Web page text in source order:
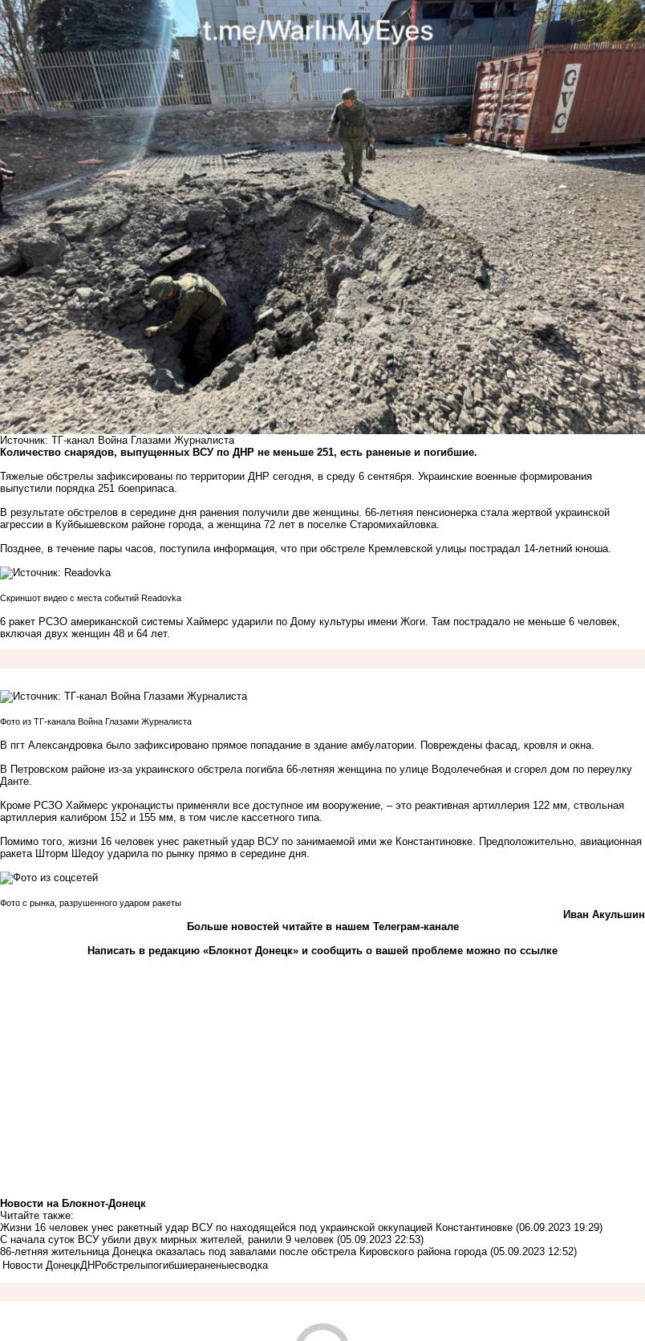
Источник: ТГ-канал Война Глазами Журналиста
Количество снарядов, выпущенных ВСУ по ДНР не меньше 251, есть раненые и погибшие.
Тяжелые обстрелы зафиксированы по территории ДНР сегодня, в среду 6 сентября. Украинские военные формирования
выпустили порядка 251 боеприпаса.
В результате обстрелов в середине дня ранения получили две женщины. 66-летняя пенсионерка стала жертвой украинской
агрессии в Куйбышевском районе города, а женщина 72 лет в поселке Старомихайловка.
Позднее, в течение пары часов, поступила информация, что при обстреле Кремлевской улицы пострадал 14-летний юноша.
Скриншот видео с места событий Readovka
6 ракет РСЗО американской системы Хаймерс ударили по Дому культуры имени Жоги. Там пострадало не меньше 6 человек,
включая двух женщин 48 и 64 лет.
Фото из ТГ-канала Война Глазами Журналиста
В пгт Александровка было зафиксировано прямое попадание в здание амбулатории. Повреждены фасад, кровля и окна.
В Петровском районе из-за украинского обстрела погибла 66-летняя женщина по улице Водолечебная и сгорел дом по переулку
Данте.
Кроме РСЗО Хаймерс укронацисты применяли все доступное им вооружение, – это реактивная артиллерия 122 мм, ствольная
артиллерия калибром 152 и 155 мм, в том числе кассетного типа.
Помимо того, жизни 16 человек унес ракетный удар ВСУ по занимаемой ими же Константиновке. Предположительно, авиационная
ракета Шторм Шедоу ударила по рынку прямо в середине дня.
Фото с рынка, разрушенного ударом ракеты
Иван Акульшин
Больше новостейчитайте в нашем Телеграм-канале
Написать в редакцию «Блокнот Донецк» и сообщить о вашей проблеме можно по ссылке
Новости на Блoкнoт-Донецк
Читайте также:
Жизни 16 человек унес ракетный удар ВСУ по находящейся под украинской оккупацией Константиновке (06.09.2023 19:29)
С начала суток ВСУ убили двух мирных жителей, ранили 9 человек (05.09.2023 22:53)
86-летняя жительница Донецка оказалась под завалами после обстрела Кировского района города (05.09.2023 12:52)
Новости ДонецкДНРобстрелыпогибшиераненыесводка